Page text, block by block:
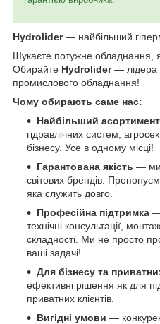
Hydrolider— найбільший
Шукаєте потужне обладнання,
Обирайте Hydrolider— лідера
промислового обладнання!
Чому обирають саме нас:
Найбільший асортимент
гідравлічних систем,
бізнесу. Усе в одному місці!
Гарантована якість — ми
світових брендів.
яка служить довго.
Професійна підтримка —
технічні консультації,
складності. Ми не просто
ваші задачі!
Для бізнесу та
ефективні рішення як для
приватних клієнтів.
Вигідні умови —